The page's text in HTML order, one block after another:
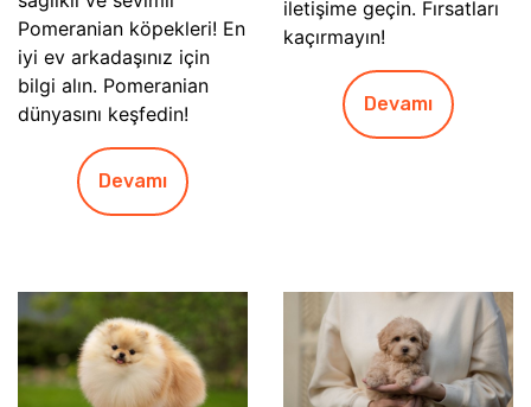
Pomeranian köpekleri! En
iyi ev arkadaşınız için
bilgi alın. Pomeranian
dünyasını keşfedin!
Devamı
iletişime geçin. Fırsatları
kaçırmayın!
Devamı